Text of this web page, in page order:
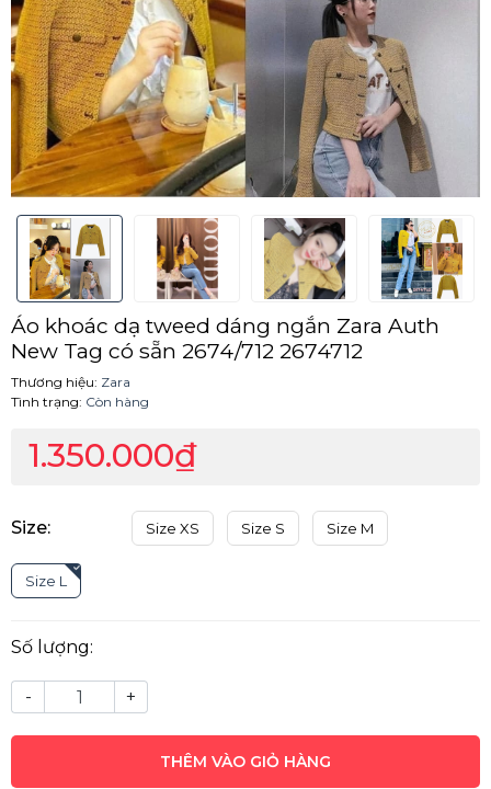
Áo khoác dạ tweed dáng ngắn Zara Auth
New Tag có sẵn 2674/712 2674712
Thương hiệu: Zara
Tình trạng: Còn hàng
1.350.000₫
Size: Size XS Size S Size M
Size L
Số lượng:
- +
THÊM VÀO GIỎ HÀNG